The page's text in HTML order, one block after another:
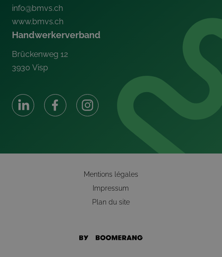
info@bmvs.ch
www.bmvs.ch
Handwerkerverband
Brückenweg 12
3930 Visp
Mentions légales
Impressum
Plan du site